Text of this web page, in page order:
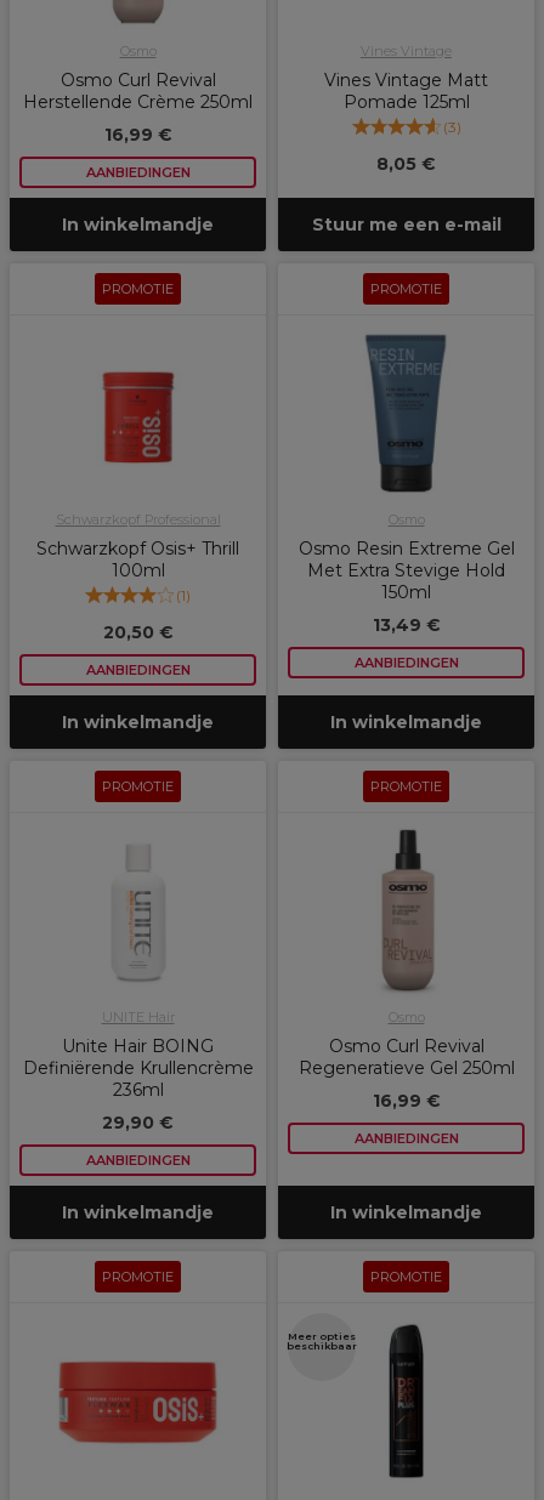
Osmo
Osmo Curl Revival
Herstellende Crème 250ml
16,99 €
AANBIEDINGEN
In winkelmandje
Vines Vintage
Vines Vintage Matt
Pomade 125ml
(3)
8,05 €
Stuur me een e-mail
PROMOTIE
Schwarzkopf Professional
Schwarzkopf Osis+ Thrill
100ml
(1)
20,50 €
AANBIEDINGEN
In winkelmandje
PROMOTIE
Osmo
Osmo Resin Extreme Gel
Met Extra Stevige Hold
150ml
13,49 €
AANBIEDINGEN
In winkelmandje
PROMOTIE
UNITE Hair
Unite Hair BOING
Definiërende Krullencrème
236ml
29,90 €
AANBIEDINGEN
In winkelmandje
PROMOTIE
Osmo
Osmo Curl Revival
Regeneratieve Gel 250ml
16,99 €
AANBIEDINGEN
In winkelmandje
PROMOTIE PROMOTIE
Meer opties
beschikbaar